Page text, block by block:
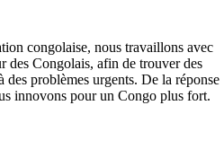
congolaise, nous travaillons avec
des Congolais, afin de trouver des
des problèmes urgents. De la réponse
innovons pour un Congo plus fort.